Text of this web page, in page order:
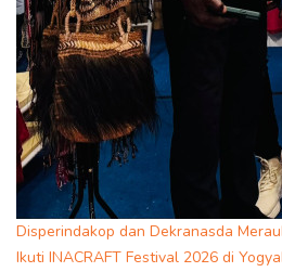
Disperindakop dan Dekranasda
Ikuti INACRAFT Festival 2026 di